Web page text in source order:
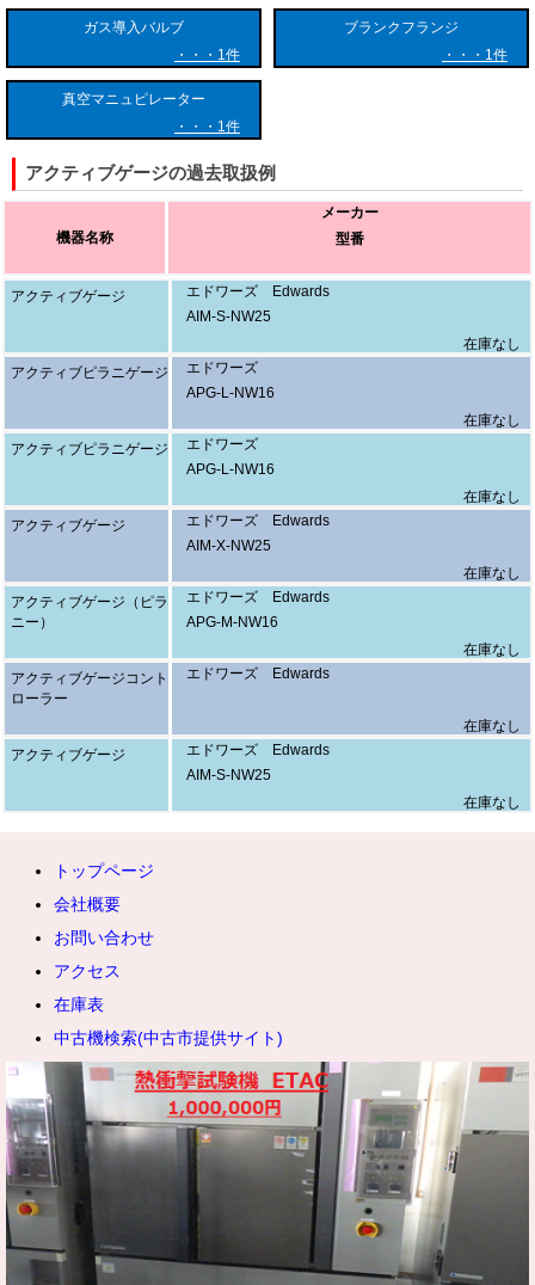
ガス導入バルブ
1件
ブランクフランジ
1件
真空マニュピレーター
1件
アクティブゲージの過去取扱例
機器名称
メーカー
型番
アクティブゲージ
エドワーズ Edwards
AIM-S-NW25
在庫なし
アクティブピラニゲージ
エドワーズ
APG-L-NW16
在庫なし
アクティブピラニゲージ
エドワーズ
APG-L-NW16
在庫なし
アクティブゲージ
エドワーズ Edwards
AIM-X-NW25
在庫なし
アクティブゲージ（ピラ
ニー）
エドワーズ Edwards
APG-M-NW16
在庫なし
アクティブゲージコント
ローラー
エドワーズ Edwards
在庫なし
アクティブゲージ
エドワーズ Edwards
AIM-S-NW25
在庫なし
トップページ
会社概要
お問い合わせ
アクセス
在庫表
中古機検索(中古市提供サイト)